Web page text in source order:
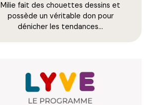
Milie fait des chouettes dessins et
possède un véritable don pour
dénicher les tendances…